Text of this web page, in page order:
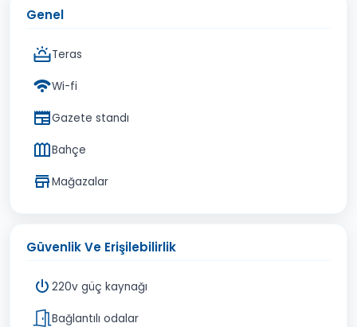
Genel
Teras
Wi-fi
Gazete standı
Bahçe
Mağazalar
Güvenlik Ve Erişilebilirlik
220v güç kaynağı
Bağlantılı odalar